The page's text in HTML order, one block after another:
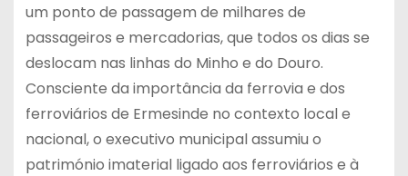
um ponto de passagem de milhares de
passageiros e mercadorias, que todos os dias se
deslocam nas linhas do Minho e do Douro.
Consciente da importância da ferrovia e dos
ferroviários de Ermesinde no contexto local e
nacional, o executivo municipal assumiu o
património imaterial ligado aos ferroviários e à